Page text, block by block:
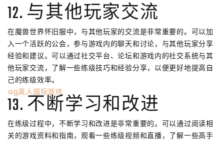
12. 与其他玩家交流
在魔兽世界怀旧服中，与其他玩家的交流是非常重要的。可以加
入一个活跃的公会，参与游戏内的聊天和讨论，与其他玩家分享
经验和建议。可以通过社交平台、论坛和游戏内的社交系统与其
他玩家交流，了解一些练级技巧和经验分享，以便更好地提高自
己的练级效率。
ag真人国际游戏
13. 不断学习和改进
在练级过程中，不断学习和改进是非常重要的。可以通过阅读相
关的游戏资料和指南，观看一些练级视频和直播，了解一些高手